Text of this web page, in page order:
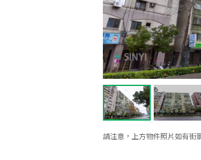
請注意，上方物件照片如有街
2026年4月業績破百萬經紀人員